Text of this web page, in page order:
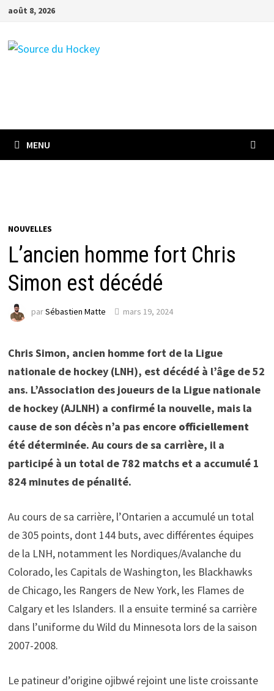
Passer
contenu
août 8, 2026
MENU
NOUVELLES
L’ancien homme fort Chris
Simon est décédé
parSébastien Matte mars 19, 2024
Chris Simon, ancien homme fort de la Ligue
nationale de hockey (LNH), est décédé à l’âge de 52
ans. L’Association des joueurs de la Ligue nationale
de hockey (AJLNH) a confirmé la nouvelle, mais la
cause de son décès n’a pas encore officiellement
été déterminée. Au cours de sa carrière, il a
participé à un total de 782 matchs et a accumulé 1
824 minutes de pénalité.
Au cours de sa carrière, l’Ontarien a accumulé un total
de 305 points, dont 144 buts, avec différentes équipes
de la LNH, notamment les Nordiques/Avalanche du
Colorado, les Capitals de Washington, les Blackhawks
de Chicago, les Rangers de New York, les Flames de
Calgary et les Islanders. Il a ensuite terminé sa carrière
dans l’uniforme du Wild du Minnesota lors de la saison
2007-2008.
Le patineur d’origine ojibwé rejoint une liste croissante